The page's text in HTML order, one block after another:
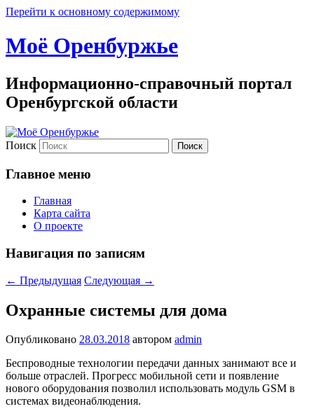
Перейти к основному содержимому
Моё Оренбуржье
Информационно-справочный портал
Оренбургской области
Поиск
Главное меню
Главная
Карта сайта
О проекте
Навигация по записям
← Предыдущая Следующая →
Охранные системы для дома
Опубликовано 28.03.2018 автором admin
Беспроводные технологии передачи данных занимают все и
больше отраслей. Прогресс мобильной сети и появление
нового оборудования позволил использовать модуль GSM в
системах видеонаблюдения.